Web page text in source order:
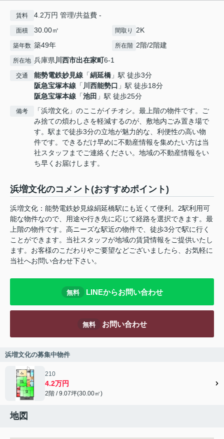
賃料 4.2万円 管理/共益費 -
面積 30.00㎡ 間取り 2K
築年数 築49年 所在階 2階/2階建
所在地 兵庫県川西市出在家町6-1
交通 能勢電鉄妙見線 「絹延橋 」駅 徒歩3分
阪急宝塚本線 「 川西能勢口 」駅 徒歩18分
阪急宝塚本線 「池田 」駅 徒歩25分
備考
「浜増文化」のここがイチオシ。最上階の物件です。ご
み捨ての煩わしさを軽減するのが、敷地内ごみ置き場で
す。駅まで徒歩3分の立地が魅力的な、利便性の高い物
件です。できるだけ早めに不動産情報を集めたい方は当
社スタッフまでご連絡ください。地域の不動産情報をい
ち早くお届けします。
浜増文化のコメント(おすすめポイント)
浜増文化：能勢電鉄妙見線絹延橋駅にも近くて便利。2駅利用可
能な物件なので、用途や行き先に応じて経路を選択できます。最
上階の物件です。高ニーズな駅近の物件で、徒歩3分で駅に行く
ことができます。当社スタッフが地域の賃貸情報をご提供いたし
ます。お客様のこだわりやご要望などございましたら、お気軽に
当社へお問い合わせ下さい。
無料 LINEからお問い合わせ
無料 お問い合わせ
浜増文化の募集中物件
210
4.2万円
2階 / 9.07坪(30.00㎡)
地図